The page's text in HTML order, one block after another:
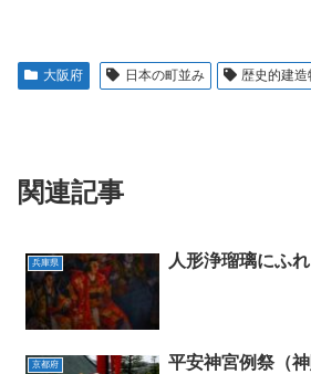
大阪府 日本の町並み 歴史的建造
関連記事
兵庫県 人形浄瑠璃にふ
京都府 平安神宮例祭（